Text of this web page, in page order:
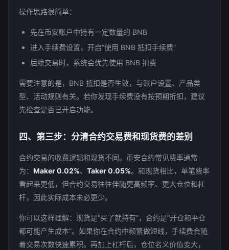
操作思路很简单：
先在币安账户中持有一定数量的 BNB
进入手续费设置，开启“使用 BNB 抵扣手续费”
后续交易时，系统会优先使用 BNB 扣费
需要注意的是，BNB 抵扣是否生效，与账户设置、产品类
型、活动规则有关。若你发现手续费没有按预期折扣，建议
先检查是否已开启功能。
四、第三步：分清合约交易费和现货费的差别
合约交易的收费逻辑和现货不同。币安合约常见费率通常
为： Maker 0.02%、 Taker 0.05%。和现货相比，单笔费率
看起来更低，但合约交易往往伴随更高频率、更大仓位和杠
杆，因此实际成本未必更少。
你可以这样理解：现货是“买了就持有”，合约是“开仓和平仓
都可能产生成本”。如果你在合约中频繁做短线，手续费会随
着交易次数快速累积。再加上杠杆后，仓位名义价值变大，